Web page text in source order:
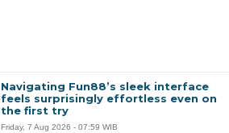
Navigating Fun88’s sleek interface
feels surprisingly effortless even on
the first try
Friday, 7 Aug 2026 - 07:59 WIB